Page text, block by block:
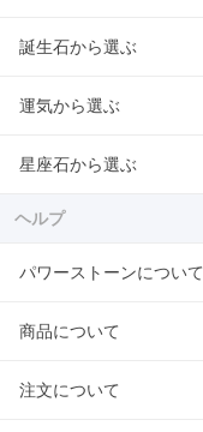
誕生石から選ぶ
運気から選ぶ
星座石から選ぶ
ヘルプ
パワーストーンについて
商品について
注文について